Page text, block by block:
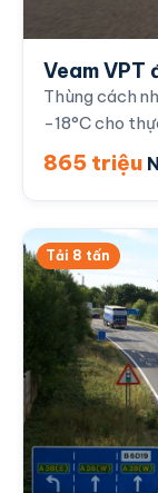
Veam VPT
Thùng cách
-18°C cho
865 triệu
Tải 8 tấn